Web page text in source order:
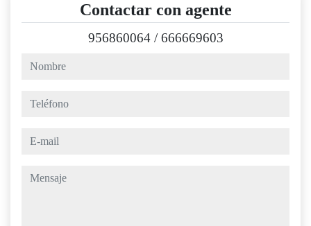
Contactar con agente
956860064 /666669603
nombre
teléfono
e-mail
mensaje